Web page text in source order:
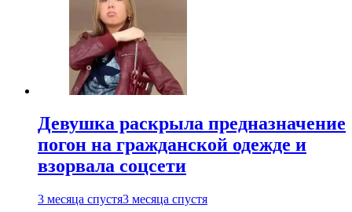
Девушка раскрыла предназначение
погон на гражданской одежде и
взорвала соцсети
3 месяца спустя3 месяца спустя